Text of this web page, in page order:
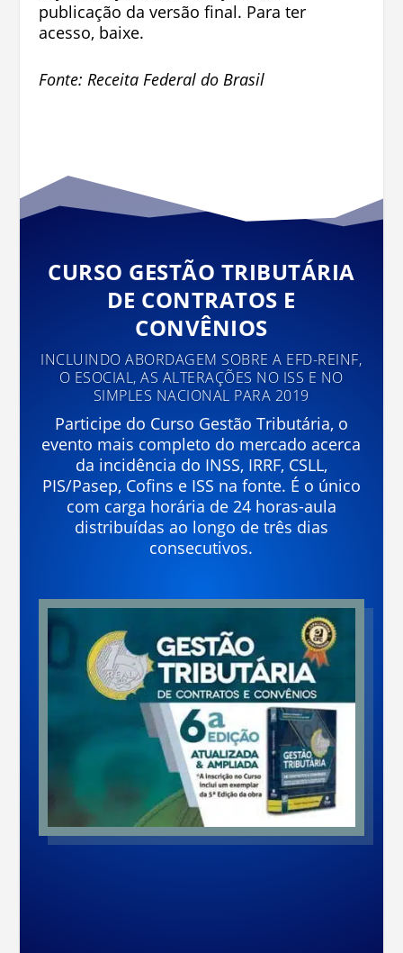
publicação da versão final. Para ter
acesso, baixe.
Fonte: Receita Federal do Brasil
CURSO GESTÃO TRIBUTÁRIA
DE CONTRATOS E
CONVÊNIOS
INCLUINDO ABORDAGEM SOBRE A EFD-REINF,
O ESOCIAL, AS ALTERAÇÕES NO ISS E NO
SIMPLES NACIONAL PARA 2019
Participe do Curso Gestão Tributária, o
evento mais completo do mercado acerca
da incidência do INSS, IRRF, CSLL,
PIS/Pasep, Cofins e ISS na fonte. É o único
com carga horária de 24 horas-aula
distribuídas ao longo de três dias
consecutivos.